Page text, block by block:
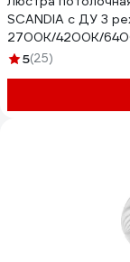
SCANDIA с ДУ 3
2700К/4200К/
5(25)